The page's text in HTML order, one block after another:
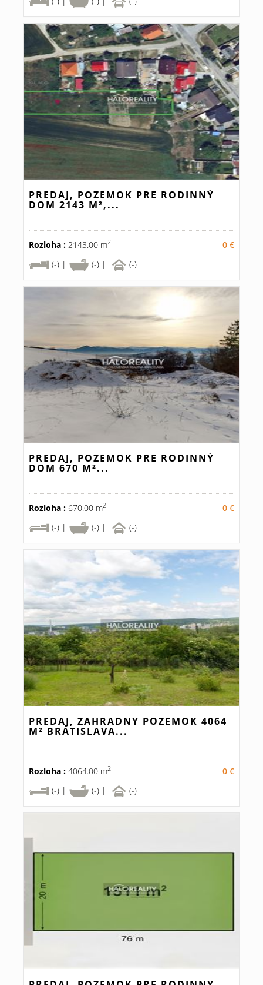
PREDAJ, POZEMOK PRE RODINNÝ
DOM 2143 M²,...
Rozloha : 2143.00 m2
0 €
(-) |
(-) | (-)
PREDAJ, POZEMOK PRE RODINNÝ
DOM 670 M²...
Rozloha : 670.00 m2
0 €
(-) |
(-) | (-)
PREDAJ, ZÁHRADNÝ POZEMOK 4064
M² BRATISLAVA...
Rozloha : 4064.00 m2
0 €
(-) |
(-) | (-)